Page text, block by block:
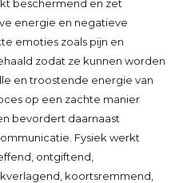
beschermend en zet
energie en negatieve
emoties zoals pijn en
zodat ze kunnen worden
en troostende energie van
op een zachte manier
bevordert daarnaast
Fysiek werkt
ontgiftend,
koortsremmend,